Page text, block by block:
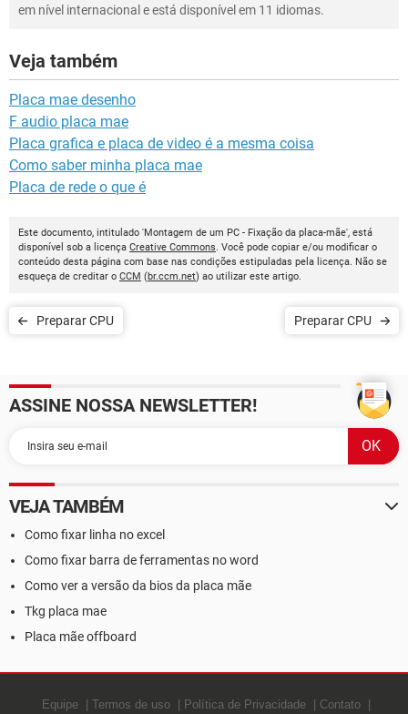
em nível internacional e está disponível em 11 idiomas.
Veja também
Placa mae desenho
F audio placa mae
Placa grafica e placa de video é a mesma coisa
Como saber minha placa mae
Placa de rede o que é
Este documento, intitulado 'Montagem de um PC - Fixação da placa-mãe', está
disponível sob a licença Creative Commons. Você pode copiar e/ou modificar o
conteúdo desta página com base nas condições estipuladas pela licença. Não se
esqueça de creditar o CCM (br.ccm.net) ao utilizar este artigo.
Preparar CPU Preparar CPU
ASSINE NOSSA NEWSLETTER!
VEJA TAMBÉM
Como fixar linha no excel
Como fixar barra de ferramentas no word
Como ver a versão da bios da placa mãe
Tkg placa mae
Placa mãe offboard
Equipe Termos de uso Política de Privacidade Contato